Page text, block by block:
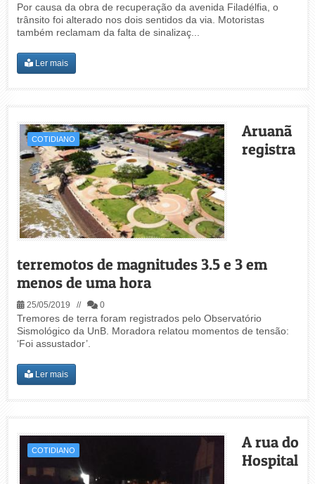
Por causa da obra de recuperação da avenida Filadélfia, o
trânsito foi alterado nos dois sentidos da via. Motoristas
também reclamam da falta de sinalizaç...
Ler mais
COTIDIANO
Aruanã
registra
terremotos de magnitudes 3.5 e 3 em
menos de uma hora
25/05/2019 // 0
Tremores de terra foram registrados pelo Observatório
Sismológico da UnB. Moradora relatou momentos de tensão:
‘Foi assustador’.
Ler mais
COTIDIANO
A rua do
Hospital